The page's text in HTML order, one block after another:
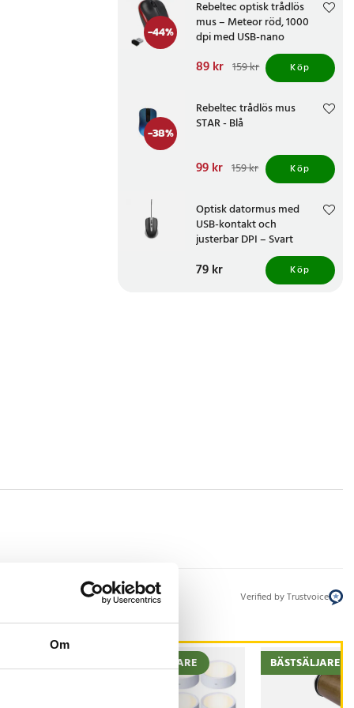
Om
-44%
Rebeltec optisk trådlös
mus – Meteor röd, 1000
dpi med USB-nano
Nuvarande pris
Tidigare pris 159 kr
89 kr 159 kr Köp
-38%
Rebeltec trådlös mus
STAR - Blå
Nuvarande pris
Tidigare pris 159 kr
99 kr 159 kr Köp
Optisk datormus med
USB-kontakt och
justerbar DPI – Svart
Pris:79 kr
79 kr Köp
Verified by Trustvoice
BÄSTSÄLJARE BÄSTSÄLJARE